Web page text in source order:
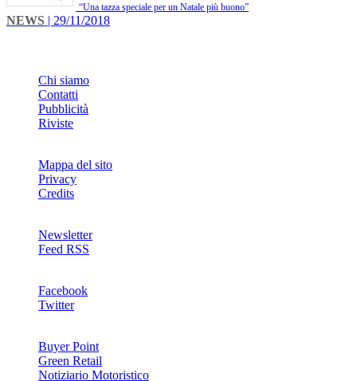
“Una tazza speciale per un Natale più buono”
NEWS | 29/11/2018
Chi siamo
Contatti
Pubblicità
Riviste
Mappa del sito
Privacy
Credits
Newsletter
Feed RSS
Facebook
Twitter
Buyer Point
Green Retail
Notiziario Motoristico